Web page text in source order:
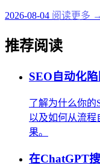
2026-08-04 阅读更多 →
推荐阅读
SEO自动化
了解为什么你的
以及如何从流程
果。
在ChatGPT